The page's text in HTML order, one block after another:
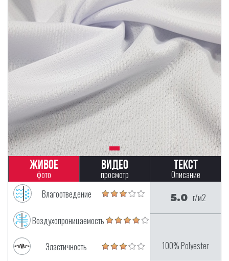
Живое
фото
Видео
просмотр
Текст
Описание
Влагоотведение
Воздухопроницаемость
Эластичность
5.0 г/м2
100% Polyester